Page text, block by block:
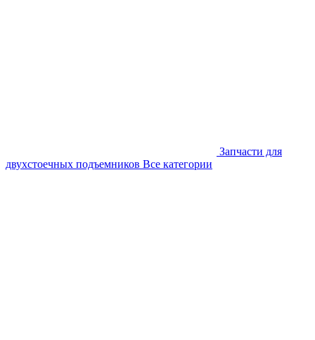
Запчасти для
двухстоечных подъемников Все категории